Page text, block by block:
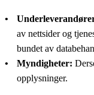
av nettsider og
bundet av
Myndigheter:
opplysninger.